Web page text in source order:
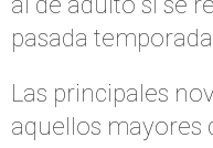
pasada
Las principales
aquellos mayores